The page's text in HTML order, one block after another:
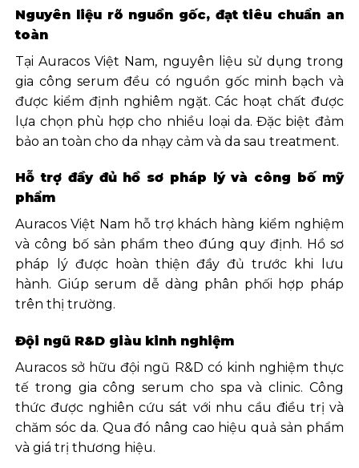
Nguyên liệu rõ nguồn gốc, đạt tiêu chuẩn an
toàn
Tại Auracos Việt Nam, nguyên liệu sử dụng trong
gia công serum đều có nguồn gốc minh bạch và
được kiểm định nghiêm ngặt. Các hoạt chất được
lựa chọn phù hợp cho nhiều loại da. Đặc biệt đảm
bảo an toàn cho da nhạy cảm và da sau treatment.
Hỗ trợ đầy đủ hồ sơ pháp lý và công bố mỹ
phẩm
Auracos Việt Nam hỗ trợ khách hàng kiểm nghiệm
và công bố sản phẩm theo đúng quy định. Hồ sơ
pháp lý được hoàn thiện đầy đủ trước khi lưu
hành. Giúp serum dễ dàng phân phối hợp pháp
trên thị trường.
Đội ngũ R&D giàu kinh nghiệm
Auracos sở hữu đội ngũ R&D có kinh nghiệm thực
tế trong gia công serum cho spa và clinic. Công
thức được nghiên cứu sát với nhu cầu điều trị và
chăm sóc da. Qua đó nâng cao hiệu quả sản phẩm
và giá trị thương hiệu.